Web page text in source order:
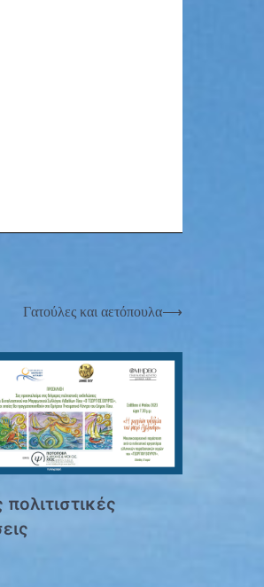
Γατούλες και αετόπουλα⟶